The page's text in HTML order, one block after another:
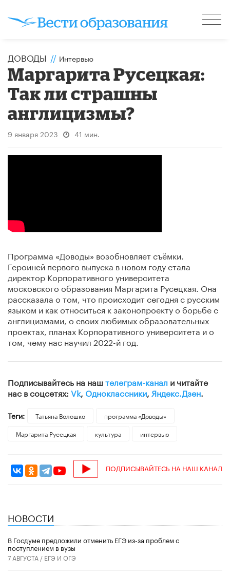
ДОВОДЫ // Интервью
Маргарита Русецкая:
Так ли страшны
англицизмы?
9 января 2023 41 мин.
Программа «Доводы» возобновляет съёмки.
Героиней первого выпуска в новом году стала
директор Корпоративного университета
московского образования Маргарита Русецкая. Она
рассказала о том, что происходит сегодня с русским
языком и как относиться к законопроекту о борьбе с
англицизмами, о своих любимых образовательных
проектах, планах Корпоративного университета и о
том, чему нас научил 2022-й год.
Подписывайтесь на наштелеграм-канал и читайте
нас в соцсетях: Vk, Одноклассники, Яндекс.Дзен.
Теги: Татьяна Волошко
программа «Доводы»
Маргарита Русецкая
культура интервью
ПОДПИСЫВАЙТЕСЬ НА НАШ КАНАЛ
НОВОСТИ
В Госдуме предложили отменить ЕГЭ из-за проблем с
поступлением в вузы
7 АВГУСТА / ЕГЭ И ОГЭ